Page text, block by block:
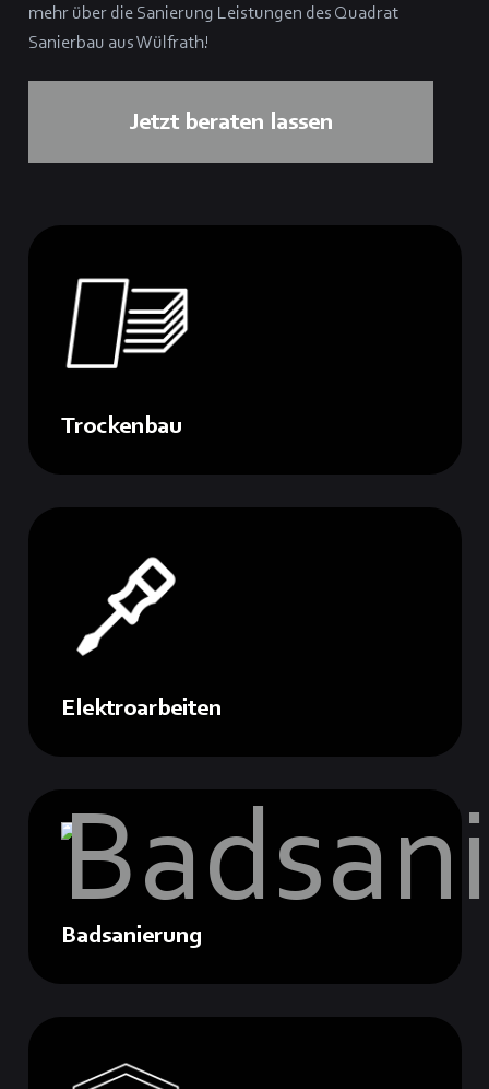
mehr über die Sanierung Leistungen des Quadrat
Sanierbau aus Wülfrath!
Jetzt beraten lassen
Trockenbau
Elektroarbeiten
Badsanierung